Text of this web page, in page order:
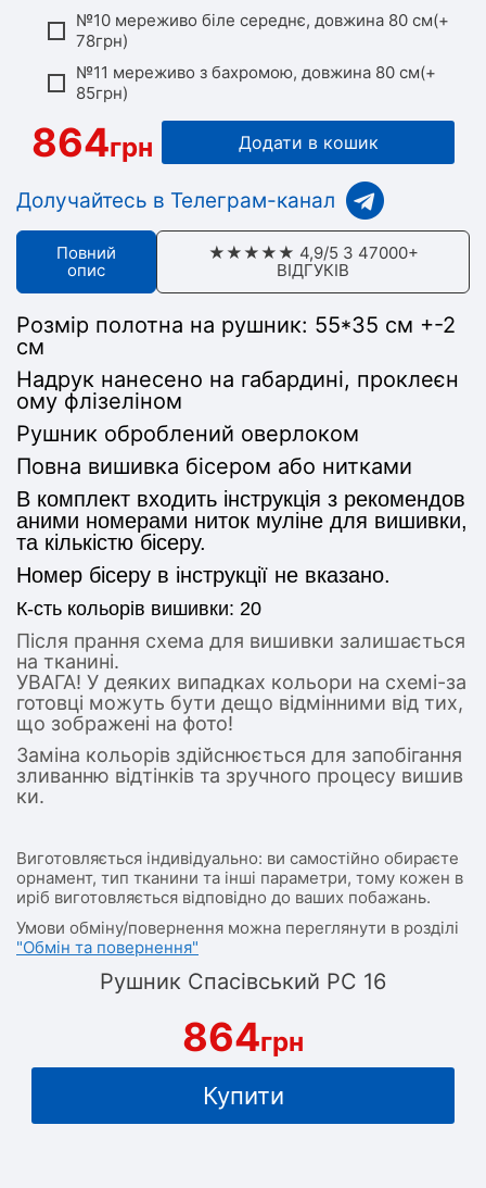
№10 мереживо біле середнє, довжина 80 см(+
78грн)
№11 мереживо з бахромою, довжина 80 см(+
85грн)
864грн Додати в кошик
Долучайтесь в Телеграм-канал
Повний
опис
★★★★★ 4,9/5 З 47000+
ВІДГУКІВ
Розмір полотна на рушник: 55*35 см +-2
см
Надрук нанесено на габардині, проклеєн
ому флізеліном
Рушник оброблений оверлоком
Повна вишивка бісером або нитками
В комплект входить інструкція з рекомендов
аними номерами ниток муліне для вишивки,
та кількістю бісеру.
Номер бісеру в інструкції не вказано.
К-сть кольорів вишивки: 20
Після прання схема для вишивки залишається
на тканині.
УВАГА! У деяких випадках кольори на схемі-за
готовці можуть бути дещо відмінними від тих,
що зображені на фото!
Заміна кольорів здійснюється для запобігання
зливанню відтінків та зручного процесу вишив
ки.
Виготовляється індивідуально: ви самостійно обираєте
орнамент, тип тканини та інші параметри, тому кожен в
иріб виготовляється відповідно до ваших побажань.
Умови обміну/повернення можна переглянути в розділі
"Обмін та повернення"
Рушник Спасівський РС 16
864грн
Купити